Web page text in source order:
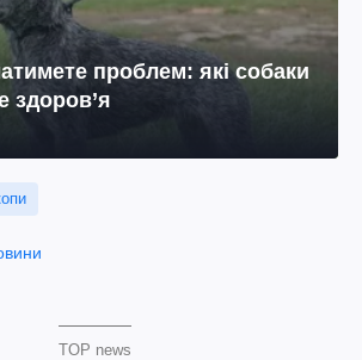
проблем: які собаки
здоров’я
TOP news